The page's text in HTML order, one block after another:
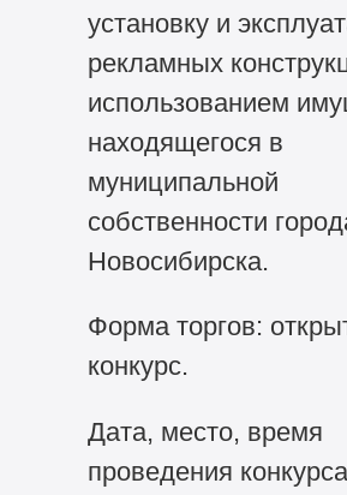
установку и
рекламных
использованием
находящегося в
муниципальной
собственности
Новосибирска.
Форма торгов:
конкурс.
Дата, место, время
проведения